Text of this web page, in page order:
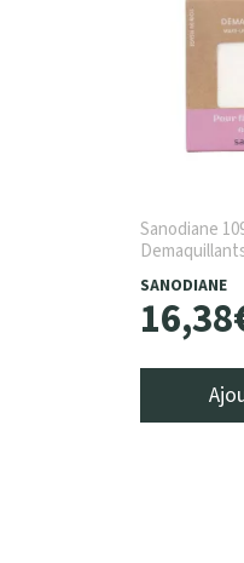
Sanodiane
SANODIANE
16,38